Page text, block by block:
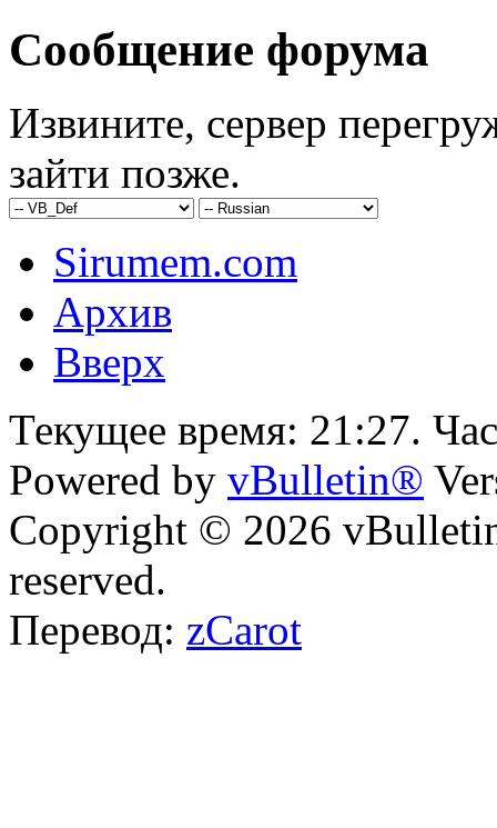
Сообщение форума
Извините, сервер
зайти позже.
Sirumem.com
Архив
Вверх
Текущее время: 21:27.
Powered by vBulletin®
Copyright © 2026
reserved.
Перевод: zCarot